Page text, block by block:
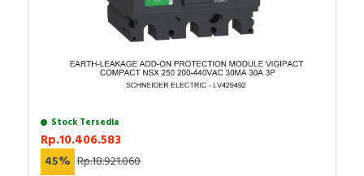
Overload release
11.2…16 Ampere
TRUE
current Iu
Rated voltage
Stock Tersedia
Rp.10.406.583
45% Rp.18.921.060